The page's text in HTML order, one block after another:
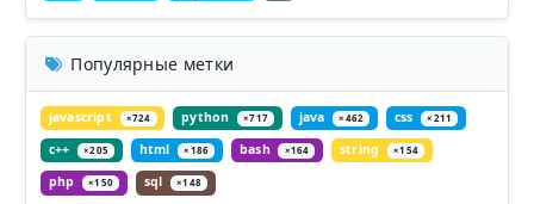
Популярные метки
javascript ×724 python ×717 java ×462 css ×211
c++ ×205 html ×186 bash ×164 string ×154
php ×150 sql ×148